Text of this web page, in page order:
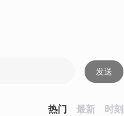
发送
热门 最新 时刻